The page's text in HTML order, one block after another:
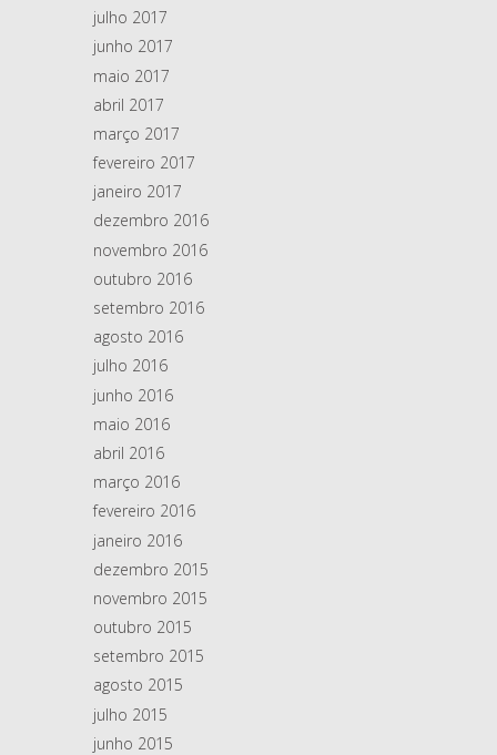
julho 2017
junho 2017
maio 2017
abril 2017
março 2017
fevereiro 2017
janeiro 2017
dezembro 2016
novembro 2016
outubro 2016
setembro 2016
agosto 2016
julho 2016
junho 2016
maio 2016
abril 2016
março 2016
fevereiro 2016
janeiro 2016
dezembro 2015
novembro 2015
outubro 2015
setembro 2015
agosto 2015
julho 2015
junho 2015